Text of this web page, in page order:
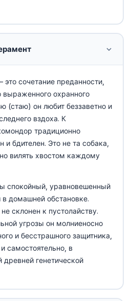
сочетание преданности,
выраженного охранного
(стаю) он любит беззаветно и
вздоха. К
традиционно
и бдителен. Это не та собака,
вилять хвостом каждому
спокойный, уравновешенный
домашней обстановке.
склонен к пустолайству.
угрозы он молниеносно
и бесстрашного защитника,
самостоятельно, в
древней генетической